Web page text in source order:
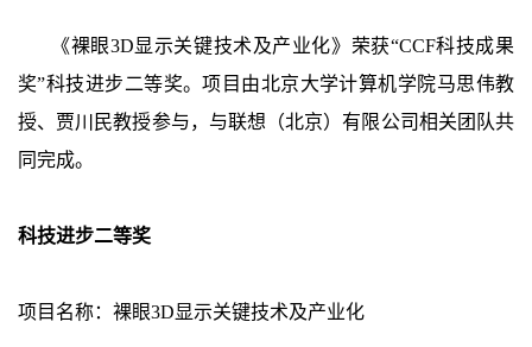
《裸眼3D显示关键技术及产业化》荣获“CCF科技成果
奖”科技进步二等奖。项目由北京大学计算机学院马思伟教
授、贾川民教授参与，与联想（北京）有限公司相关团队共
同完成。
科技进步二等奖
项目名称：裸眼3D显示关键技术及产业化